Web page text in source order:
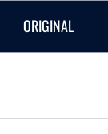
ORIGINAL